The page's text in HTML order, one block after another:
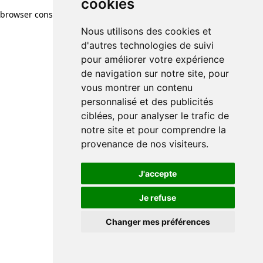
cookies
Nous utilisons des cookies et
d'autres technologies de suivi
pour améliorer votre expérience
de navigation sur notre site, pour
vous montrer un contenu
personnalisé et des publicités
ciblées, pour analyser le trafic de
notre site et pour comprendre la
provenance de nos visiteurs.
J'accepte
Je refuse
Changer mes préférences
browser console for more information)